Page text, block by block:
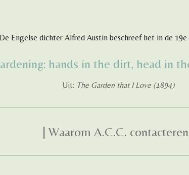
De Engelse dichter Alfred Austin beschreef het in de 19e
hands in the dirt, head in
Uit: The Garden that I Love (1894)
| Waarom A.C.C.